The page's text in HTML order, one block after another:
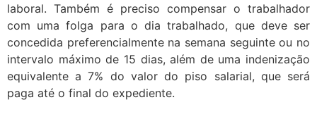
laboral. Também é preciso compensar o trabalhador
com uma folga para o dia trabalhado, que deve ser
concedida preferencialmente na semana seguinte ou no
intervalo máximo de 15 dias, além de uma indenização
equivalente a 7% do valor do piso salarial, que será
paga até o final do expediente.